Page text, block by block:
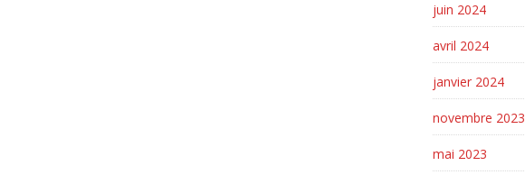
juin 2024
avril 2024
janvier 2024
novembre 2023
mai 2023